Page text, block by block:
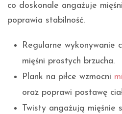
co doskonale angażuje
poprawia stabilność.
Regularne wykonywanie
mięśni prostych brzucha.
Plank na piłce wzmocni
oraz poprawi postawę
Twisty angażują mięśnie